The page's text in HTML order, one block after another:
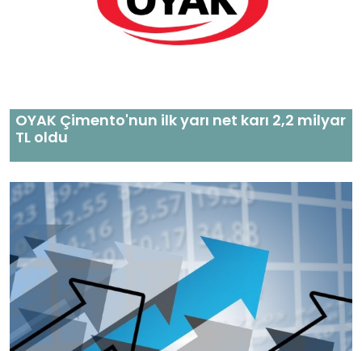
OYAK Çimento'nun ilk yarı net karı 2,2 milyar
TL oldu